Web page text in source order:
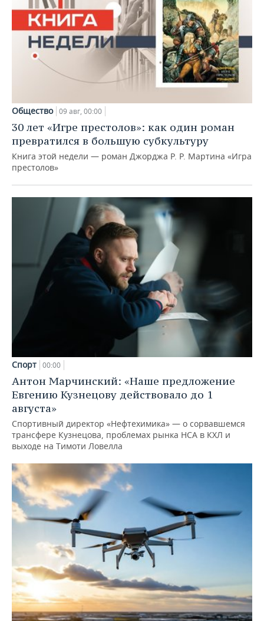
Общество 09 авг, 00:00
30 лет «Игре престолов»: как один роман
превратился в большую субкультуру
Книга этой недели — роман Джорджа Р. Р. Мартина «Игра
престолов»
Спорт 00:00
Антон Марчинский: «Наше предложение
Евгению Кузнецову действовало до 1
августа»
Спортивный директор «Нефтехимика» — о сорвавшемся
трансфере Кузнецова, проблемах рынка НСА в КХЛ и
выходе на Тимоти Ловелла